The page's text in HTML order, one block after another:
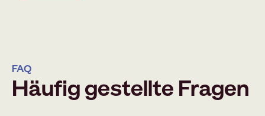
FAQ
Häufig gestellte Fragen